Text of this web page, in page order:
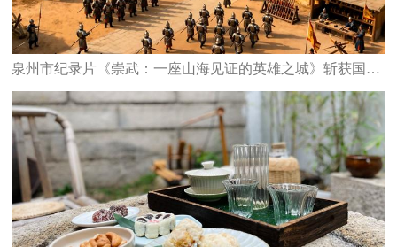
泉州市纪录片《崇武：一座山海见证的英雄之城》斩获国家级大奖